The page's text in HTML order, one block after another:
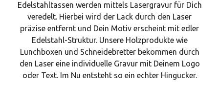
Edelstahltassen werden mittels Lasergravur für Dich
veredelt. Hierbei wird der Lack durch den Laser
präzise entfernt und Dein Motiv erscheint mit edler
Edelstahl-Struktur. Unsere Holzprodukte wie
Lunchboxen und Schneidebretter bekommen durch
den Laser eine individuelle Gravur mit Deinem Logo
oder Text. Im Nu entsteht so ein echter Hingucker.